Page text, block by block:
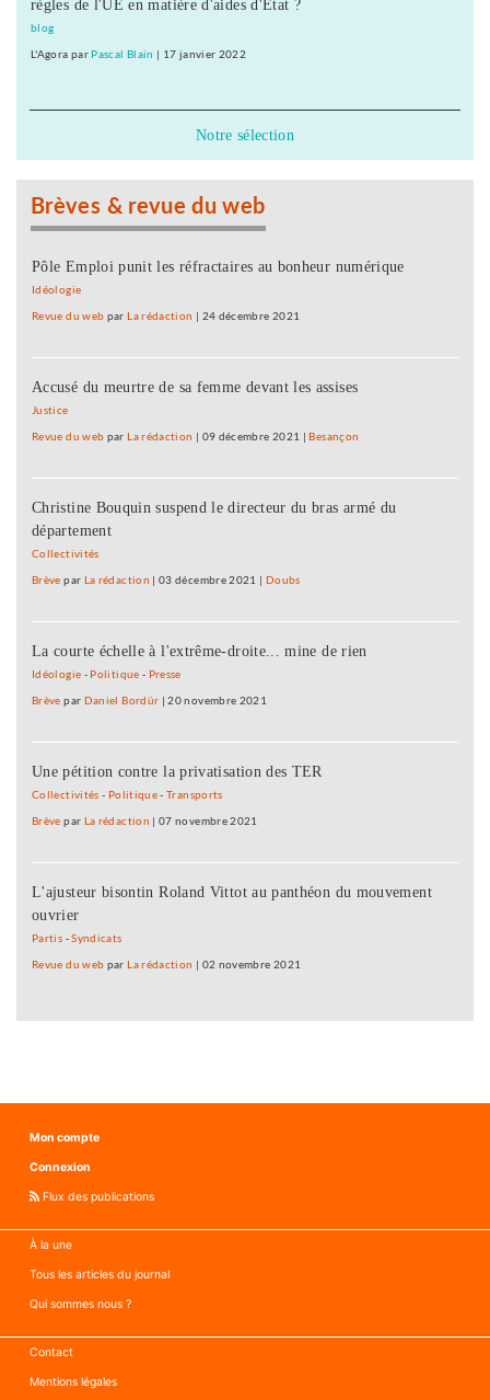
règles de l'UE en matière d'aides d'État ?
blog
L'Agora par Pascal Blain 17 janvier 2022
Notre sélection
Brèves & revue du web
Pôle Emploi punit les réfractaires au bonheur numérique
Idéologie
Revue du web par La rédaction 24 décembre 2021
Accusé du meurtre de sa femme devant les assises
Justice
Revue du web par La rédaction 09 décembre 2021 Besançon
Christine Bouquin suspend le directeur du bras armé du
département
Collectivités
Brève par La rédaction |03 décembre 2021 Doubs
La courte échelle à l'extrême-droite... mine de rien
Idéologie - Politique - Presse
Brève par Daniel Bordür |20 novembre 2021
Une pétition contre la privatisation des TER
Collectivités - Politique-Transports
Brève par La rédaction |07 novembre 2021
L'ajusteur bisontin Roland Vittot au panthéon du mouvement
ouvrier
Partis -Syndicats
Revue du web par La rédaction 02 novembre 2021
Mon compte
Connexion
Flux des publications
À la une
Tous les articles du journal
Qui sommes nous ?
Contact
Mentions légales